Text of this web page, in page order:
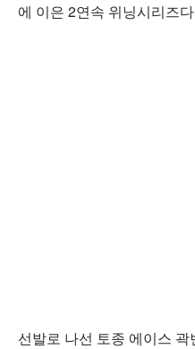
에 이은 2연속 위닝시리즈
선발로 나선 토종 에이스